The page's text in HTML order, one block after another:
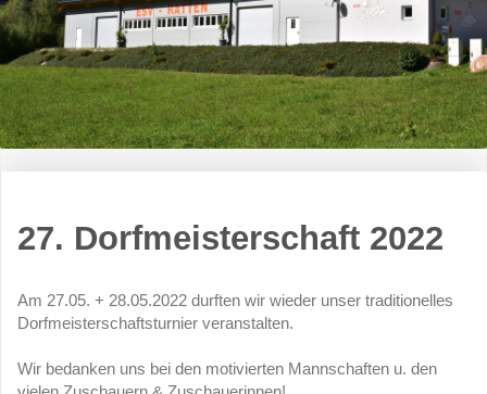
27. Dorfmeisterschaft 2022
Am 27.05. + 28.05.2022 durften wir wieder unser traditionelles
Dorfmeisterschaftsturnier veranstalten.
Wir bedanken uns bei den motivierten Mannschaften u. den